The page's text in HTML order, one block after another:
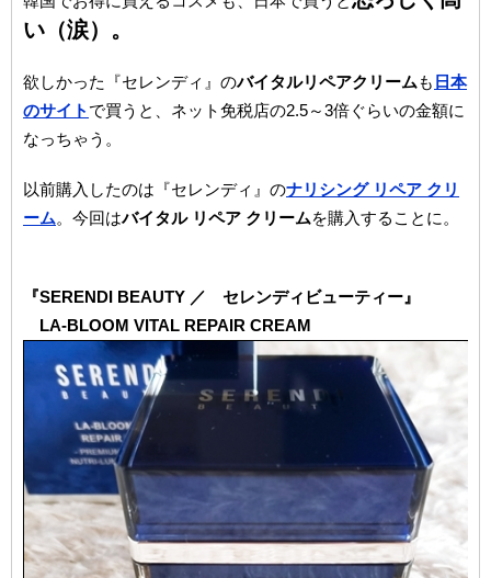
い（涙）。
欲しかった『セレンディ』のバイタルリペアクリームも 日本
のサイト で買うと、ネット免税店の2.5～3倍ぐらいの金額に
なっちゃう。
以前購入したのは『セレンディ』のナリシング リペア クリ
ーム。今回はバイタル リペア クリームを購入することに。
『SERENDI BEAUTY ／ セレンディビューティー』
LA-BLOOM VITAL REPAIR CREAM